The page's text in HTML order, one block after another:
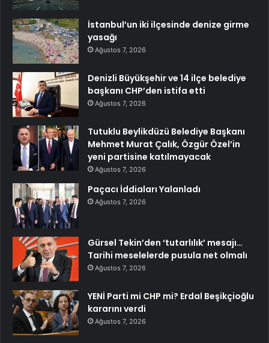
İstanbul’un iki ilçesinde denize girme
yasağı
Ağustos 7, 2026
Denizli Büyükşehir ve 14 ilçe belediye
başkanı CHP’den istifa etti
Ağustos 7, 2026
Tutuklu Beylikdüzü Belediye Başkanı
Mehmet Murat Çalık, Özgür Özel’in
yeni partisine katılmayacak
Ağustos 7, 2026
Paçacı İddiaları Yalanladı
Ağustos 7, 2026
Gürsel Tekin’den ‘tutarlılık’ mesajı…
Tarihi meselelerde pusula net olmalı
Ağustos 7, 2026
YENİ Parti mi CHP mi? Erdal Beşikçioğlu
kararını verdi
Ağustos 7, 2026